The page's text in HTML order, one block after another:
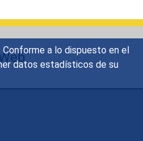
a lo dispuesto en el
datos estadísticos de su